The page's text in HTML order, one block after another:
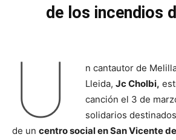
de los incendios
U
n cantautor de
Lleida, Jc Cholbi,
canción el 3 de
solidarios
de un centro social en San Vicente